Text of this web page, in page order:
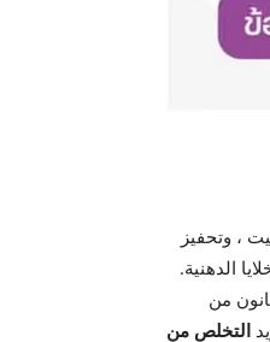
، وتحفيز
الدهنية.
من
التخلص من